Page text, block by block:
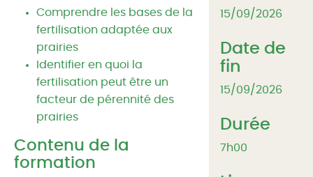
Comprendre les bases de la
fertilisation adaptée aux
prairies
Identifier en quoi la
fertilisation peut être un
facteur de pérennité des
prairies
Contenu de la
formation
15/09/2026
Date de
fin
15/09/2026
Durée
7h00